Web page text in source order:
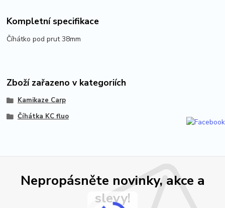
Kompletní specifikace
Číhátko pod prut 38mm
Zboží zařazeno v kategoriích
Kamikaze Carp
Číhátka KC fluo
Nepropásněte novinky, akce a
slevy!